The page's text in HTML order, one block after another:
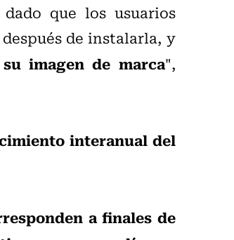
que los usuarios
de instalarla, y
imagen de marca",
interanual del
a finales de